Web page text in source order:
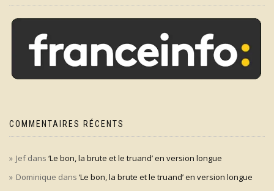
COMMENTAIRES RÉCENTS
Jefdans ‘Le bon, la brute et le truand’ en version longue
Dominique dans ‘Le bon, la brute et le truand’ en version longue